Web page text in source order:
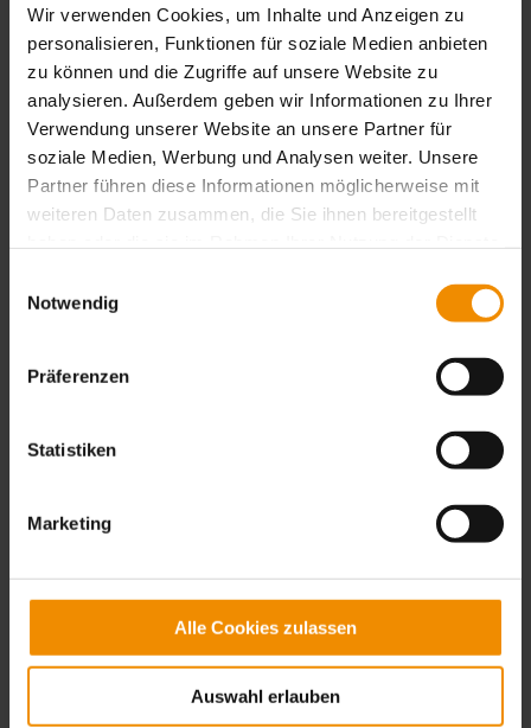
Wir verwenden Cookies, um Inhalte und Anzeigen zu
personalisieren, Funktionen für soziale Medien anbieten
zu können und die Zugriffe auf unsere Website zu
analysieren. Außerdem geben wir Informationen zu Ihrer
Verwendung unserer Website an unsere Partner für
soziale Medien, Werbung und Analysen weiter. Unsere
Partner führen diese Informationen möglicherweise mit
weiteren Daten zusammen, die Sie ihnen bereitgestellt
Notwendig
Präferenzen
Statistiken
Marketing
Alle Cookies zulassen
Auswahl erlauben
CK STEP STENCIL
More information